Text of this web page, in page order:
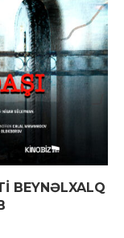
BEYNƏLXALQ